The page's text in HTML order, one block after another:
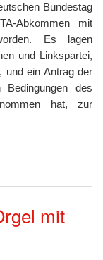
Bundestag
Abkommen mit
Es lagen
und Linkspartei,
und ein Antrag der
Bedingungen des
hat, zur
mit